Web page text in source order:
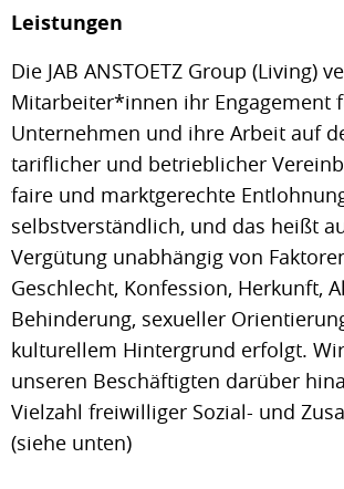
Leistungen
Die JAB ANSTOETZ Group (Living)
Mitarbeiter*innen ihr Engagement
Unternehmen und ihre Arbeit auf
tariflicher und betrieblicher
faire und marktgerechte
selbstverständlich, und das heißt
Vergütung unabhängig von
Geschlecht, Konfession, Herkunft,
Behinderung, sexueller
kulturellem Hintergrund erfolgt.
unseren Beschäftigten darüber
Vielzahl freiwilliger Sozial- und
(siehe unten)